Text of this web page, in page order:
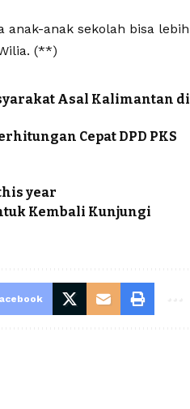
anak-anak sekolah bisa lebih
(**)
Asal Kalimantan di
Cepat DPD PKS
year
Kembali Kunjungi